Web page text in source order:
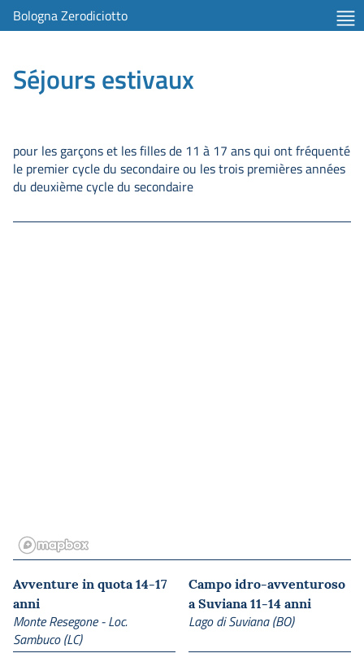
Bologna Zerodiciotto
Séjours estivaux
pour les garçons et les filles de 11 à 17 ans qui ont fréquenté
le premier cycle du secondaire ou les trois premières années
du deuxième cycle du secondaire
Avventure in quota 14-17
anni
Monte Resegone - Loc.
Sambuco (LC)
Campo idro-avventuroso
a Suviana 11-14 anni
Lago di Suviana (BO)